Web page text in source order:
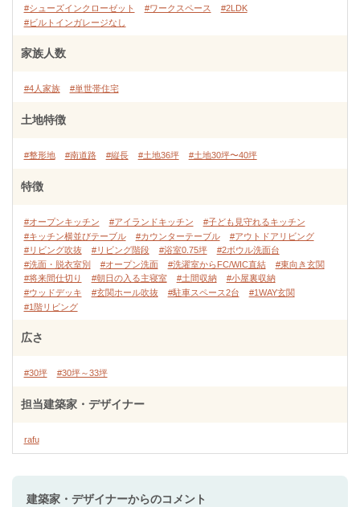
#シューズインクローゼット
#ワークスペース
#2LDK
#ビルトインガレージなし
家族人数
#4人家族 #単世帯住宅
土地特徴
#整形地 #南道路 #縦長 #土地36坪 #土地30坪〜40坪
特徴
#オープンキッチン #アイランドキッチン
#子ども見守れるキッチン
#キッチン横並びテーブル
#カウンターテーブル
#アウトドアリビング
#リビング吹抜
#リビング階段 #浴室0.75坪
#2ボウル洗面台
#洗面・脱衣室別
#オープン洗面 #洗濯室からFC/WIC直結
#東向き玄関
#将来間仕切り
#朝日の入る主寝室 #土間収納
#小屋裏収納
#ウッドデッキ
#玄関ホール吹抜 #駐車スペース2台
#1WAY玄関
#1階リビング
広さ
#30坪 #30坪～33坪
担当建築家・デザイナー
rafu
建築家・デザイナーからのコメント